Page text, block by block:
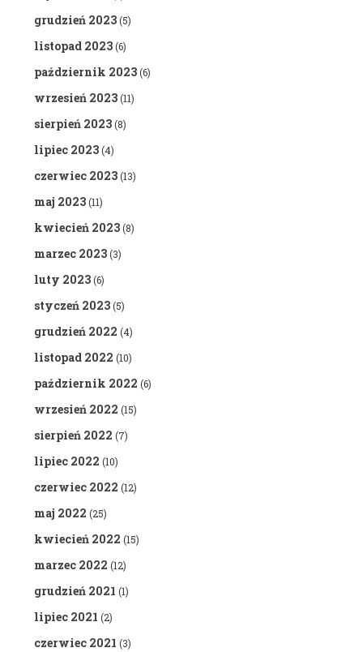
grudzień 2023(5)
listopad 2023(6)
październik 2023(6)
wrzesień 2023(11)
sierpień 2023(8)
lipiec 2023(4)
czerwiec 2023(13)
maj 2023(11)
kwiecień 2023(8)
marzec 2023(3)
luty 2023(6)
styczeń 2023(5)
grudzień 2022 (4)
listopad 2022 (10)
październik 2022 (6)
wrzesień 2022 (15)
sierpień 2022 (7)
lipiec 2022 (10)
czerwiec 2022 (12)
maj 2022 (25)
kwiecień 2022 (15)
marzec 2022 (12)
grudzień 2021 (1)
lipiec 2021 (2)
czerwiec 2021 (3)